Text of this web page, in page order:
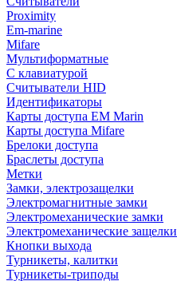
Proximity
Em-marine
Mifare
Мультиформатные
С клавиатурой
Считыватели HID
Идентификаторы
Карты доступа EM Marin
Карты доступа Mifare
Брелоки доступа
Браслеты доступа
Метки
Замки, электрозащелки
Электромагнитные замки
Электромеханические замки
Электромеханические защелки
Кнопки выхода
Турникеты, калитки
Турникеты-триподы